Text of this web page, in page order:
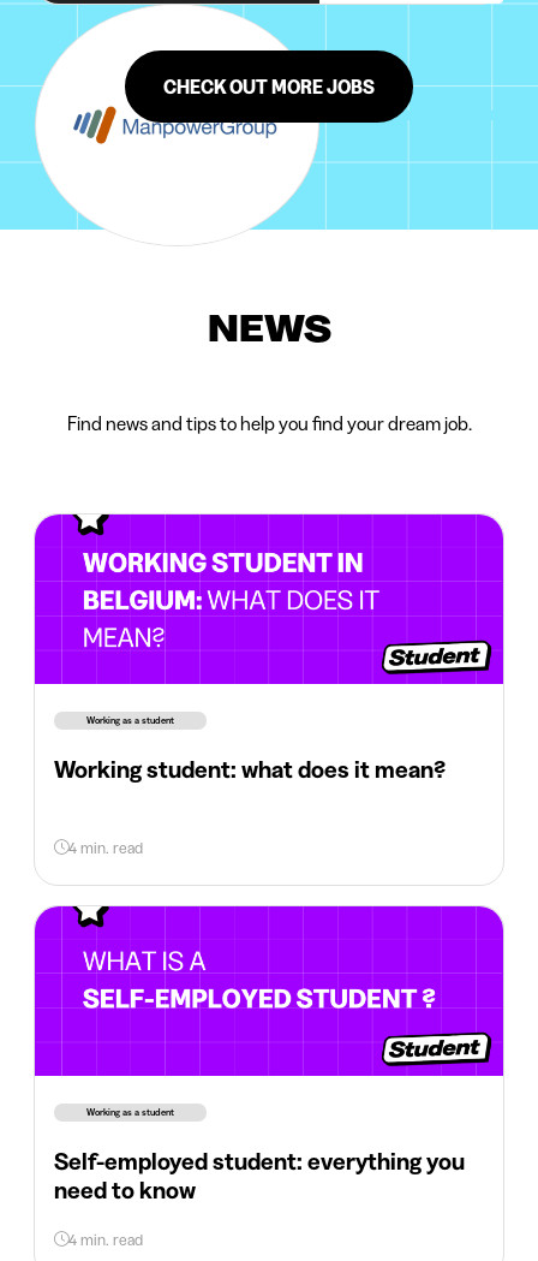
CHECK OUT MORE JOBS
NEWS
Find news and tips to help you find your dream job.
Working as a student
Working student: what does it mean?
4 min. read
Working as a student
Self-employed student: everything you
need to know
4 min. read